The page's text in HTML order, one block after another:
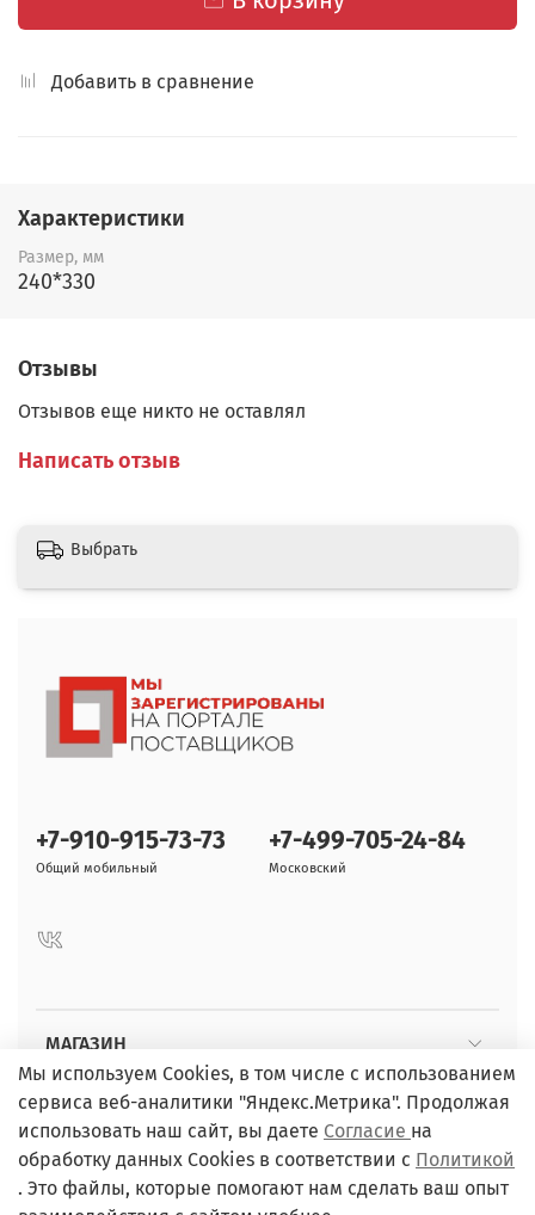
Добавить в сравнение
Характеристики
Размер, мм
240*330
Отзывы
Отзывов еще никто не оставлял
Написать отзыв
Выбрать
МАГАЗИН
ПОКУПАТЕЛЯМ
+7-910-915-73-73
Общий мобильный
+7-499-705-24-84
Московский
Мы используем Cookies, в том числе с использованием
сервиса веб-аналитики "Яндекс.Метрика". Продолжая
использовать наш сайт, вы даете Согласие на
обработку данных Cookies в соответствии с Политикой
. Это файлы, которые помогают нам сделать ваш опыт